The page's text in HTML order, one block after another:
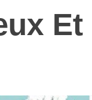
Et